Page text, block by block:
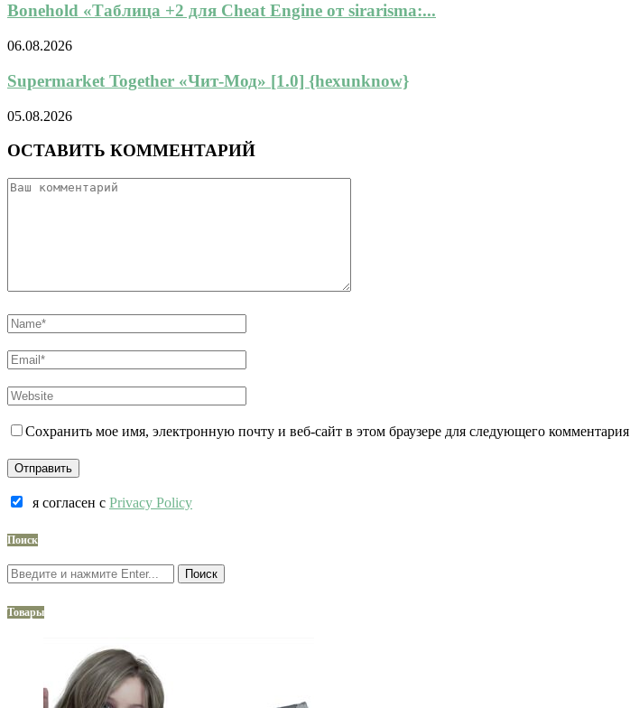
Bonehold «Таблица +2 для Cheat Engine от sirarisma:...
06.08.2026
Supermarket Together «Чит-Мод» [1.0] {hexunknow}
05.08.2026
ОСТАВИТЬ КОММЕНТАРИЙ
Сохранить мое имя, электронную почту и веб-сайт в этом браузере для следующего комментария
я согласен c Privacy Policy
Поиск
Поиск
Товары